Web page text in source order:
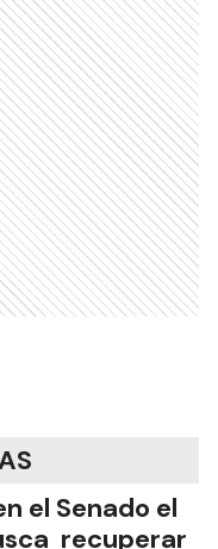
el Senado el
recuperar